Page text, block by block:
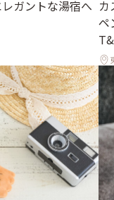
ガントな湯宿へ
ペ